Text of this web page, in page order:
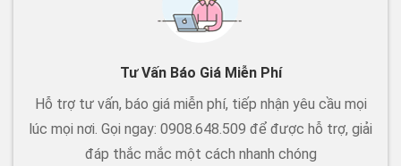
Tư Vấn Báo Giá Miễn Phí
Hỗ trợ tư vấn, báo giá miễn phí, tiếp nhận yêu cầu mọi
lúc mọi nơi. Gọi ngay: 0908.648.509 để được hỗ trợ, giải
đáp thắc mắc một cách nhanh chóng